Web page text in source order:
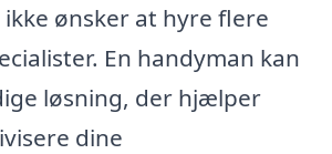
ønsker at hyre flere
En handyman kan
løsning, der hjælper
dine